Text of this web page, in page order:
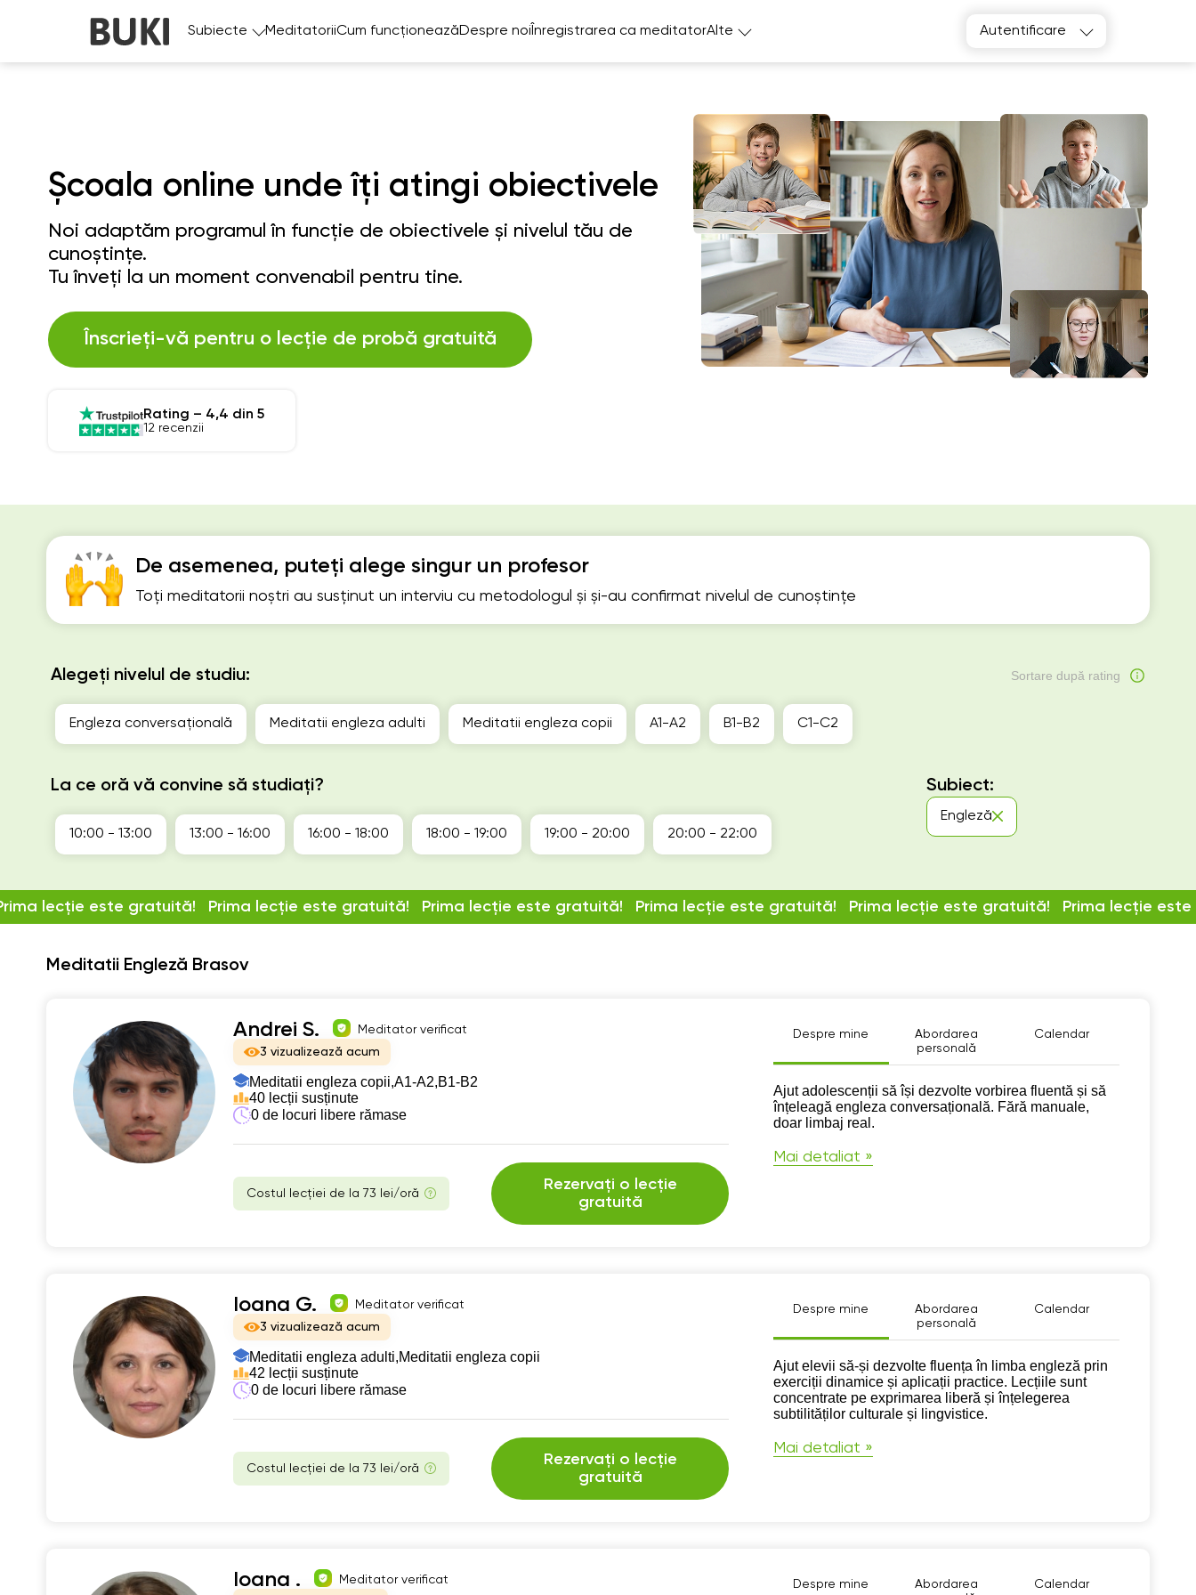
Subiecte MeditatoriiCum funcționeazăDespre noi Înregistrarea ca meditatorAlte Autentificare
Meditatii Engleză Brasov
Andrei S.
Meditator verificat
3 vizualizează acum
Meditatii engleza copii,А1-А2,B1-B2
40 lecții susținute
0 de locuri libere rămase
Costul lecției de la 73 lei/oră
Rezervați o lecție
gratuită
Despre mine
Abordarea
personală
Calendar
Despre mine
Ajut adolescenții să își dezvolte vorbirea fluentă și să
înțeleagă engleza conversațională. Fără manuale,
doar limbaj real.
Mai detaliat »
Ioana G.
Meditator verificat
3 vizualizează acum
Meditatii engleza adulti,Meditatii engleza copii
42 lecții susținute
0 de locuri libere rămase
Costul lecției de la 73 lei/oră
Rezervați o lecție
gratuită
Despre mine
Abordarea
personală
Calendar
Despre mine
Ajut elevii să-și dezvolte fluența în limba engleză prin
exerciții dinamice și aplicații practice. Lecțiile sunt
concentrate pe exprimarea liberă și înțelegerea
subtilităților culturale și lingvistice.
Mai detaliat »
Ioana .
Meditator verificat
Despre mine
Abordarea
Calendar
lecție este gratuită! Prima lecție este gratuită! Prima lecție este gratuită! Prima lecție este gratuită! Prima lecție este gratuită! Prima lecție
De asemenea, puteți alege singur un profesor
Toți meditatorii noștri au susținut un interviu cu metodologul și și-au confirmat nivelul de cunoștințe
Alegeți nivelul de studiu: Sortare după rating
Engleza conversațională Meditatii engleza adulti Meditatii engleza copii А1-А2 B1-B2 C1-C2
La ce oră vă convine să studiați?
10:00 - 13:00 13:00 - 16:00 16:00 - 18:00 18:00 - 19:00 19:00 - 20:00 20:00 - 22:00
Subiect:
Engleză
Școala online unde îți atingi obiectivele
Noi adaptăm programul în funcție de obiectivele și nivelul tău de
cunoștințe.
Tu înveți la un moment convenabil pentru tine.
Înscrieți-vă pentru o lecție de probă gratuită
Rating – 4,4 din 5
12 recenzii